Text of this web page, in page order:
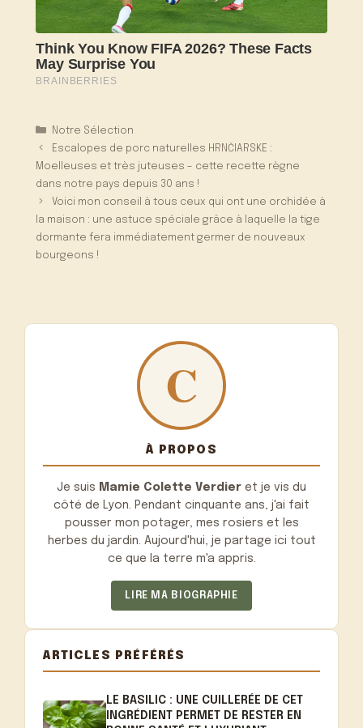
Catégories
Notre Sélection
Escalopes de porc naturelles HRNČIARSKE :
Moelleuses et très juteuses – cette recette règne
dans notre pays depuis 30 ans !
Voici mon conseil à tous ceux qui ont une orchidée à
la maison : une astuce spéciale grâce à laquelle la tige
dormante fera immédiatement germer de nouveaux
bourgeons !
À PROPOS
Je suis Mamie Colette Verdier et je vis du
côté de Lyon. Pendant cinquante ans, j'ai fait
pousser mon potager, mes rosiers et les
herbes du jardin. Aujourd'hui, je partage ici tout
ce que la terre m'a appris.
LIRE MA BIOGRAPHIE
ARTICLES PRÉFÉRÉS
LE BASILIC : UNE CUILLERÉE DE CET
INGRÉDIENT PERMET DE RESTER EN